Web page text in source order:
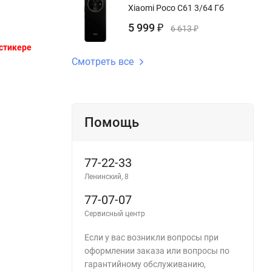
Xiaomi Poco C61 3/64 Гб
5 999 ₽ 6 613₽
Смотреть все
Помощь
77-22-33
Ленинский, 8
77-07-07
Сервисный центр
Если у вас возникли вопросы при
оформлении заказа или вопросы по
гарантийному обслуживанию,